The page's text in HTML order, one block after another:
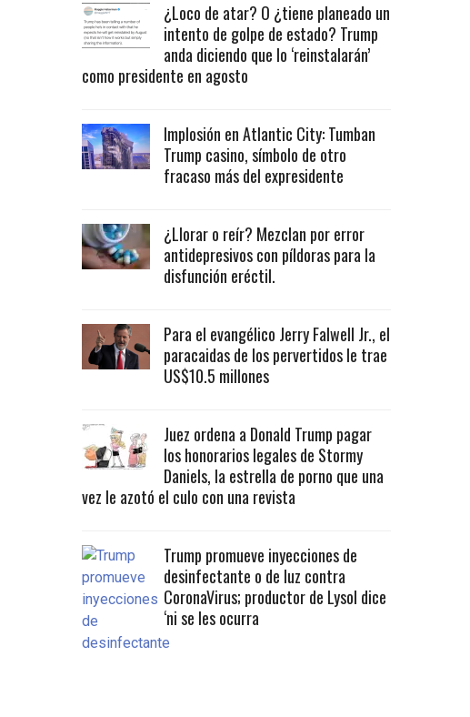
¿Loco de atar? O ¿tiene planeado un
intento de golpe de estado? Trump
anda diciendo que lo ‘reinstalarán’
como presidente en agosto
Implosión en Atlantic City: Tumban
Trump casino, símbolo de otro
fracaso más del expresidente
¿Llorar o reír? Mezclan por error
antidepresivos con píldoras para la
disfunción eréctil.
Para el evangélico Jerry Falwell Jr., el
paracaidas de los pervertidos le trae
US$10.5 millones
Juez ordena a Donald Trump pagar
los honorarios legales de Stormy
Daniels, la estrella de porno que una
vez le azotó el culo con una revista
Trump promueve inyecciones de
desinfectante o de luz contra
CoronaVirus; productor de Lysol dice
‘ni se les ocurra